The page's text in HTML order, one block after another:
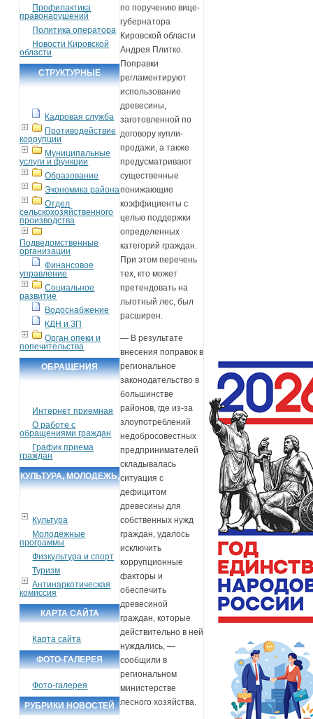
Профилактика
правонарушений
Политика оператора
Новости Кировской
области
СТРУКТУРНЫЕ
Кадровая служба
Противодействие
коррупции
Муниципальные
услуги и функции
Образование
Экономика района
Отдел
сельскохозяйственного
производства
Подведомственные
организации
Финансовое
управление
Социальное
развитие
Водоснабжение
КДН и ЗП
Орган опеки и
попечительства
ОБРАЩЕНИЯ
Интернет приемная
О работе с
обращениями граждан
График приема
граждан
КУЛЬТУРА, МОЛОДЕЖЬ,
Культура
Молодежные
программы
Физкультура и спорт
Туризм
Антинаркотическая
комиссия
КАРТА САЙТА
Карта сайта
ФОТО-ГАЛЕРЕЯ
Фото-галерея
РУБРИКИ НОВОСТЕЙ
по поручению вице-
губернатора
Кировской области
Андрея Плитко.
Поправки
регламентируют
использование
древесины,
заготовленной по
договору купли-
продажи, а также
предусматривают
существенные
понижающие
коэффициенты с
целью поддержки
определенных
категорий граждан.
При этом перечень
тех, кто может
претендовать на
льготный лес, был
расширен.
— В результате
внесения поправок в
региональное
законодательство в
большинстве
районов, где из-за
злоупотреблений
недобросовестных
предпринимателей
складывалась
ситуация с
дефицитом
древесины для
собственных нужд
граждан, удалось
исключить
коррупционные
факторы и
обеспечить
древесиной
граждан, которые
действительно в ней
нуждались, —
сообщили в
региональном
министерстве
лесного хозяйства.